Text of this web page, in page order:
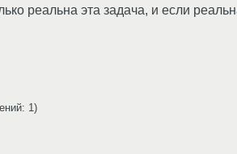
реальна эта задача, и если
1)